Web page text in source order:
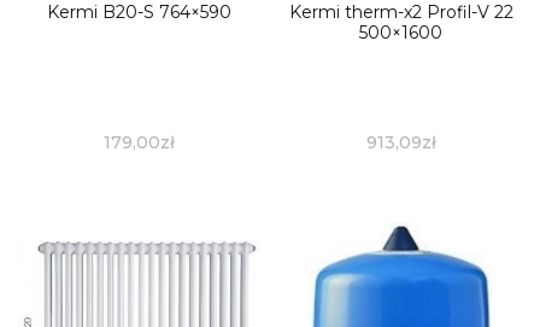
Kermi B20-S 764×590
179,00zł
Kermi therm-x2 Profil-V 22
500×1600
913,09zł